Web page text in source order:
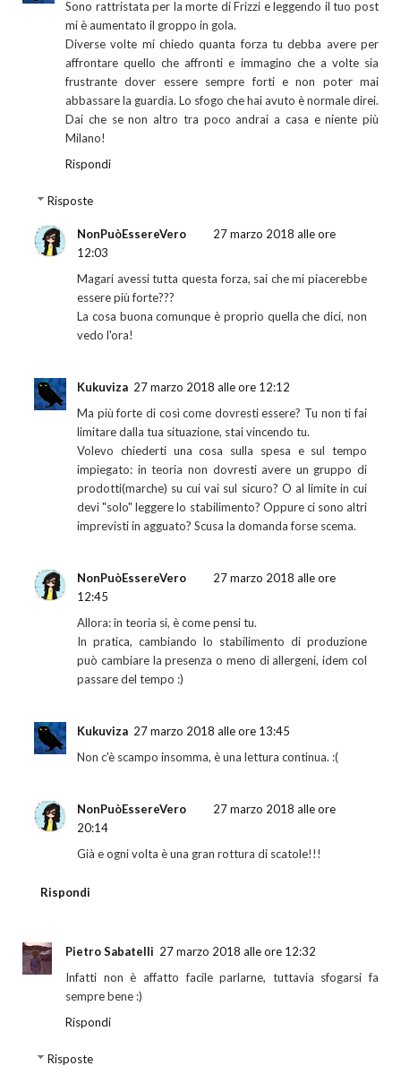
Sono rattristata per la morte di Frizzi e leggendo il tuo post
mi è aumentato il groppo in gola.
Diverse volte mi chiedo quanta forza tu debba avere per
affrontare quello che affronti e immagino che a volte sia
frustrante dover essere sempre forti e non poter mai
abbassare la guardia. Lo sfogo che hai avuto è normale direi.
Dai che se non altro tra poco andrai a casa e niente più
Milano!
Rispondi
Risposte
NonPuòEssereVero
27 marzo 2018 alle ore
12:03
Magari avessi tutta questa forza, sai che mi piacerebbe
essere più forte???
La cosa buona comunque è proprio quella che dici, non
vedo l'ora!
Kukuviza 27 marzo 2018 alle ore 12:12
Ma più forte di così come dovresti essere? Tu non ti fai
limitare dalla tua situazione, stai vincendo tu.
Volevo chiederti una cosa sulla spesa e sul tempo
impiegato: in teoria non dovresti avere un gruppo di
prodotti(marche) su cui vai sul sicuro? O al limite in cui
devi "solo" leggere lo stabilimento? Oppure ci sono altri
imprevisti in agguato? Scusa la domanda forse scema.
NonPuòEssereVero
27 marzo 2018 alle ore
12:45
Allora: in teoria si, è come pensi tu.
In pratica, cambiando lo stabilimento di produzione
può cambiare la presenza o meno di allergeni, idem col
passare del tempo :)
Kukuviza 27 marzo 2018 alle ore 13:45
Non c'è scampo insomma, è una lettura continua. :(
NonPuòEssereVero
27 marzo 2018 alle ore
20:14
Già e ogni volta è una gran rottura di scatole!!!
Rispondi
Pietro Sabatelli 27 marzo 2018 alle ore 12:32
Infatti non è affatto facile parlarne, tuttavia sfogarsi fa
sempre bene :)
Rispondi
Risposte